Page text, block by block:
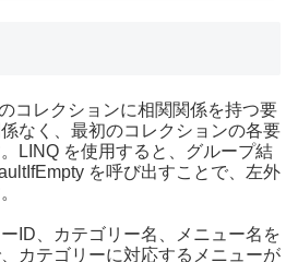
コレクションに相関関係を持つ要
なく、最初のコレクションの各要
LINQ を使用すると、グループ結
を呼び出すことで、左外
ID、カテゴリー名、メニュー名を
カテゴリーに対応するメニューが